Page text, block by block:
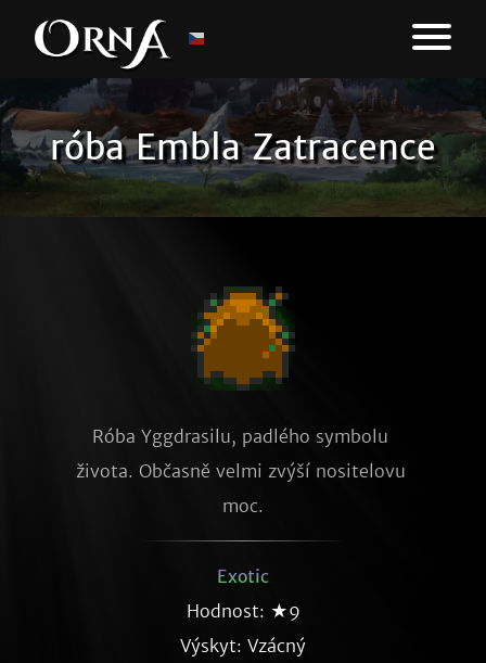
róba Embla Zatracence
Róba Yggdrasilu, padlého symbolu
života. Občasně velmi zvýší nositelovu
moc.
Exotic
Hodnost: ★9
Výskyt: Vzácný